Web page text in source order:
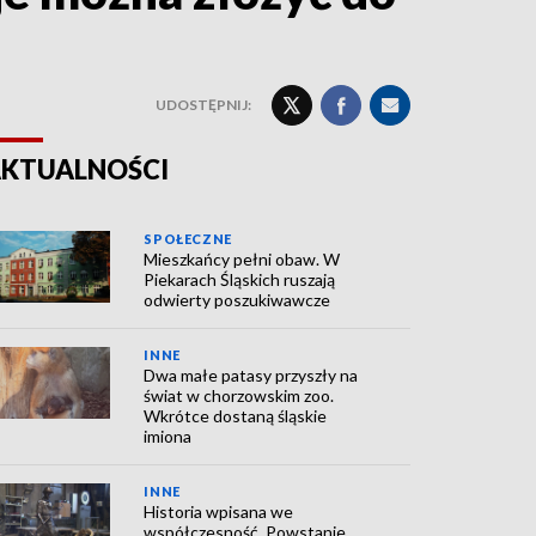
UDOSTĘPNIJ:
SPOŁECZNE
Mieszkańcy pełni obaw. W
Piekarach Śląskich ruszają
odwierty poszukiwawcze
INNE
Dwa małe patasy przyszły na
świat w chorzowskim zoo.
Wkrótce dostaną śląskie
imiona
INNE
Historia wpisana we
współczesność. Powstanie